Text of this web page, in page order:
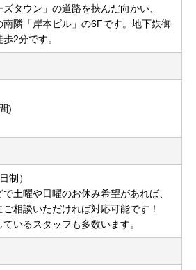
タウン」の道路を挟んだ向かい、
南隣「岸本ビル」の6Fです。地下鉄御
2分です。
)
制）
土曜や日曜のお休み希望があれば、
相談いただければ対応可能です！
いるスタッフも多数います。